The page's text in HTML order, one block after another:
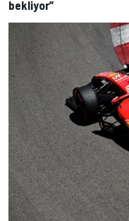
bekliyor”